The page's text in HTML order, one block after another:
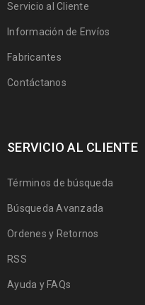
Servicio al Cliente
Información de Envíos
Fabricantes
Contáctanos
SERVICIO AL CLIENTE
Términos de búsqueda
Búsqueda Avanzada
Ordenes y Retornos
RSS
Ayuda y FAQs